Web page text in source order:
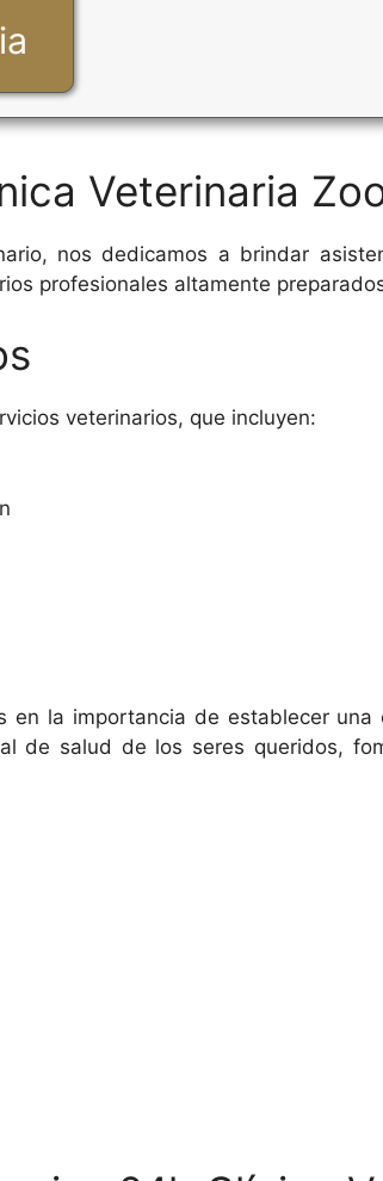
Veterinaria
nos dedicamos a brindar
profesionales altamente
veterinarios, que incluyen:
en la importancia de establecer
de salud de los seres queridos,